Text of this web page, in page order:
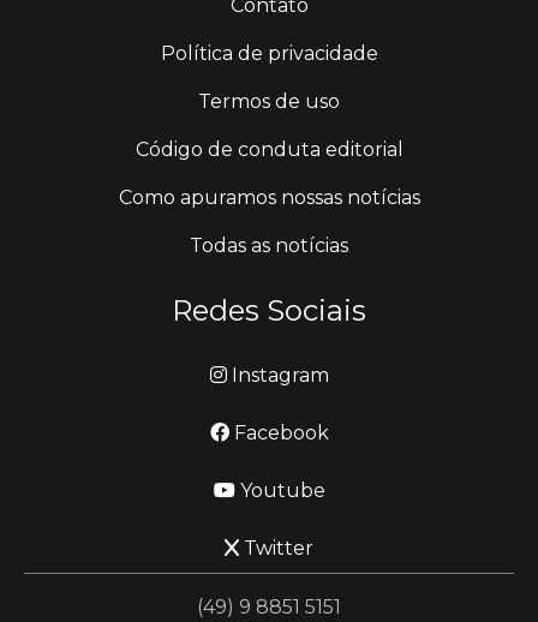
Contato
Política de privacidade
Termos de uso
Código de conduta editorial
Como apuramos nossas notícias
Todas as notícias
Redes Sociais
Instagram
Facebook
Youtube
Twitter
(49) 9 8851 5151